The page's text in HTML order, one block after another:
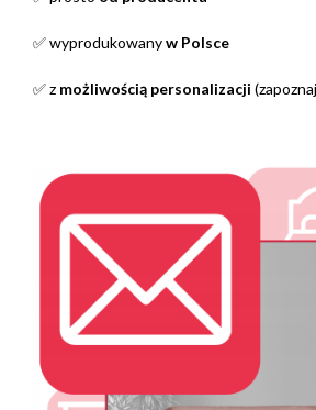
✅ wyprodukowanyw Polsce
✅ z możliwością personalizacji